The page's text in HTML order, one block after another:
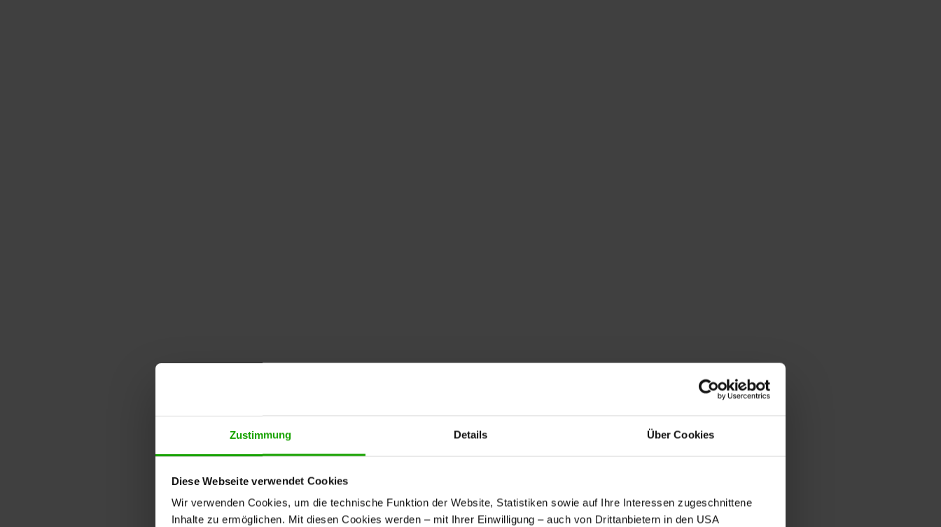
Zustimmung Details Über Cookies
Diese Webseite verwendet Cookies
Wir verwenden Cookies, um die technische Funktion der Website, Statistiken sowie auf Ihre Interessen zugeschnittene
Inhalte zu ermöglichen. Mit diesen Cookies werden – mit Ihrer Einwilligung – auch von Drittanbietern in den USA